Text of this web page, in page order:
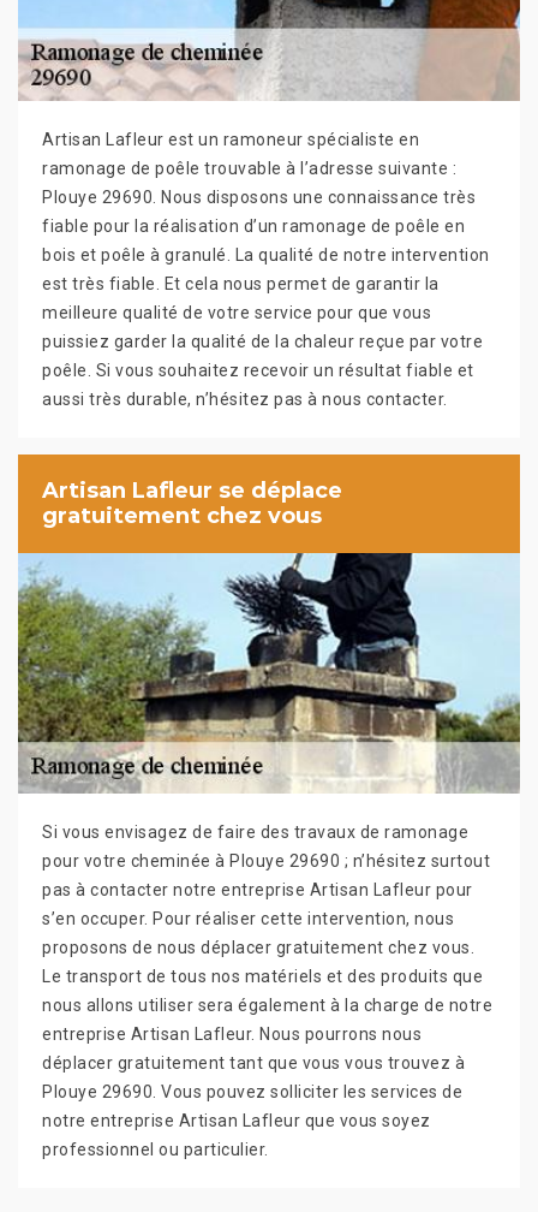
Artisan Lafleur est un ramoneur spécialiste en
ramonage de poêle trouvable à l’adresse suivante :
Plouye 29690. Nous disposons une connaissance très
fiable pour la réalisation d’un ramonage de poêle en
bois et poêle à granulé. La qualité de notre intervention
est très fiable. Et cela nous permet de garantir la
meilleure qualité de votre service pour que vous
puissiez garder la qualité de la chaleur reçue par votre
poêle. Si vous souhaitez recevoir un résultat fiable et
aussi très durable, n’hésitez pas à nous contacter.
Artisan Lafleur se déplace
gratuitement chez vous
Si vous envisagez de faire des travaux de ramonage
pour votre cheminée à Plouye 29690 ; n’hésitez surtout
pas à contacter notre entreprise Artisan Lafleur pour
s’en occuper. Pour réaliser cette intervention, nous
proposons de nous déplacer gratuitement chez vous.
Le transport de tous nos matériels et des produits que
nous allons utiliser sera également à la charge de notre
entreprise Artisan Lafleur. Nous pourrons nous
déplacer gratuitement tant que vous vous trouvez à
Plouye 29690. Vous pouvez solliciter les services de
notre entreprise Artisan Lafleur que vous soyez
professionnel ou particulier.